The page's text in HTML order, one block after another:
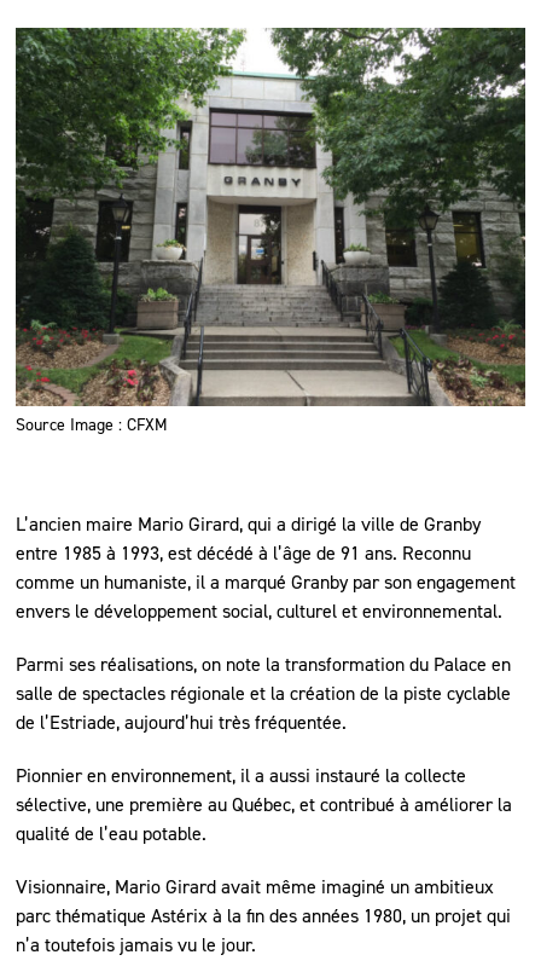
Source Image : CFXM
L’ancien maire Mario Girard, qui a dirigé la ville de Granby
entre 1985 à 1993, est décédé à l’âge de 91 ans. Reconnu
comme un humaniste, il a marqué Granby par son engagement
envers le développement social, culturel et environnemental.
Parmi ses réalisations, on note la transformation du Palace en
salle de spectacles régionale et la création de la piste cyclable
de l’Estriade, aujourd’hui très fréquentée.
Pionnier en environnement, il a aussi instauré la collecte
sélective, une première au Québec, et contribué à améliorer la
qualité de l’eau potable.
Visionnaire, Mario Girard avait même imaginé un ambitieux
parc thématique Astérix à la fin des années 1980, un projet qui
n’a toutefois jamais vu le jour.